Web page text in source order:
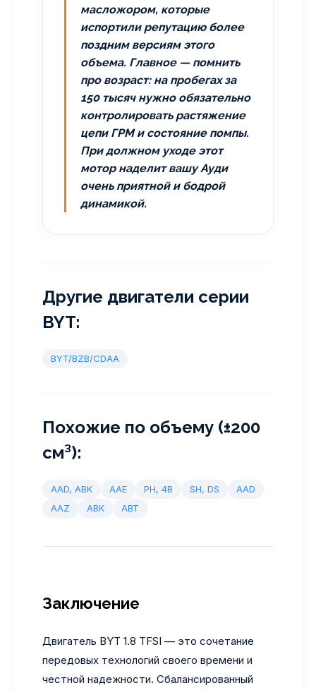
масложором, которые
испортили репутацию более
поздним версиям этого
объема. Главное — помнить
про возраст: на пробегах за
150 тысяч нужно обязательно
контролировать растяжение
цепи ГРМ и состояние помпы.
При должном уходе этот
мотор наделит вашу Ауди
очень приятной и бодрой
динамикой.
Другие двигатели серии
BYT:
BYT/BZB/CDAA
Похожие по объему (±200
см³):
AAD, ABK AAE PH, 4B SH, DS
AAD
AAZ
ABK ABT
Заключение
Двигатель BYT 1.8 TFSI — это сочетание
передовых технологий своего времени и
честной надежности. Сбалансированный